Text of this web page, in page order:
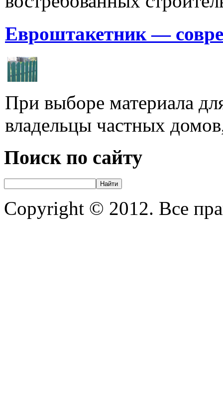
Евроштакетник —
При выборе материала
владельцы частных
Поиск по сайту
Copyright © 2012. Все